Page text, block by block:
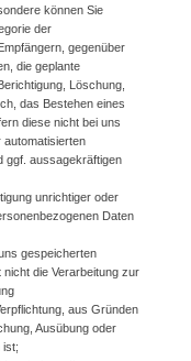
können Sie
der
gegenüber
die geplante
Löschung,
das Bestehen eines
diese nicht bei uns
automatisierten
ggf. aussagekräftigen
unrichtiger oder
Daten
gespeicherten
die Verarbeitung zur
aus Gründen
Ausübung oder
ist;